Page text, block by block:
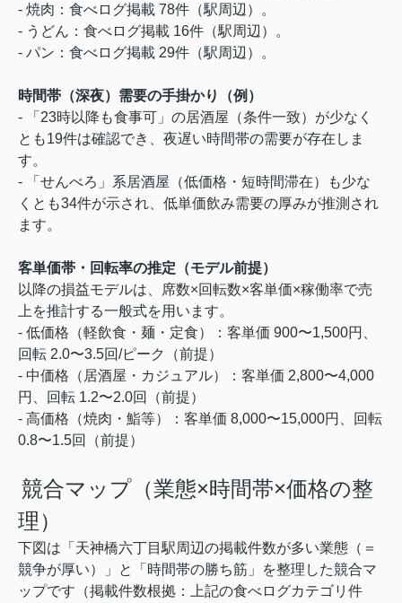
- 焼肉：食べログ掲載 78件（駅周辺）。
- うどん：食べログ掲載 16件（駅周辺）。
- パン：食べログ掲載 29件（駅周辺）。
時間帯（深夜）需要の手掛かり（例）
- 「23時以降も食事可」の居酒屋（条件一致）が少なく
とも19件は確認でき、夜遅い時間帯の需要が存在しま
す。
- 「せんべろ」系居酒屋（低価格・短時間滞在）も少な
くとも34件が示され、低単価飲み需要の厚みが推測され
ます。
客単価帯・回転率の推定（モデル前提）
以降の損益モデルは、席数×回転数×客単価×稼働率で売
上を推計する一般式を用います。
- 低価格（軽飲食・麺・定食）：客単価 900〜1,500円、
回転 2.0〜3.5回/ピーク（前提）
- 中価格（居酒屋・カジュアル）：客単価 2,800〜4,000
円、回転 1.2〜2.0回（前提）
- 高価格（焼肉・鮨等）：客単価 8,000〜15,000円、回転
0.8〜1.5回（前提）
競合マップ（業態×時間帯×価格の整
理）
下図は「天神橋六丁目駅周辺の掲載件数が多い業態（＝
競争が厚い）」と「時間帯の勝ち筋」を整理した競合マ
ップです（掲載件数根拠：上記の食べログカテゴリ件